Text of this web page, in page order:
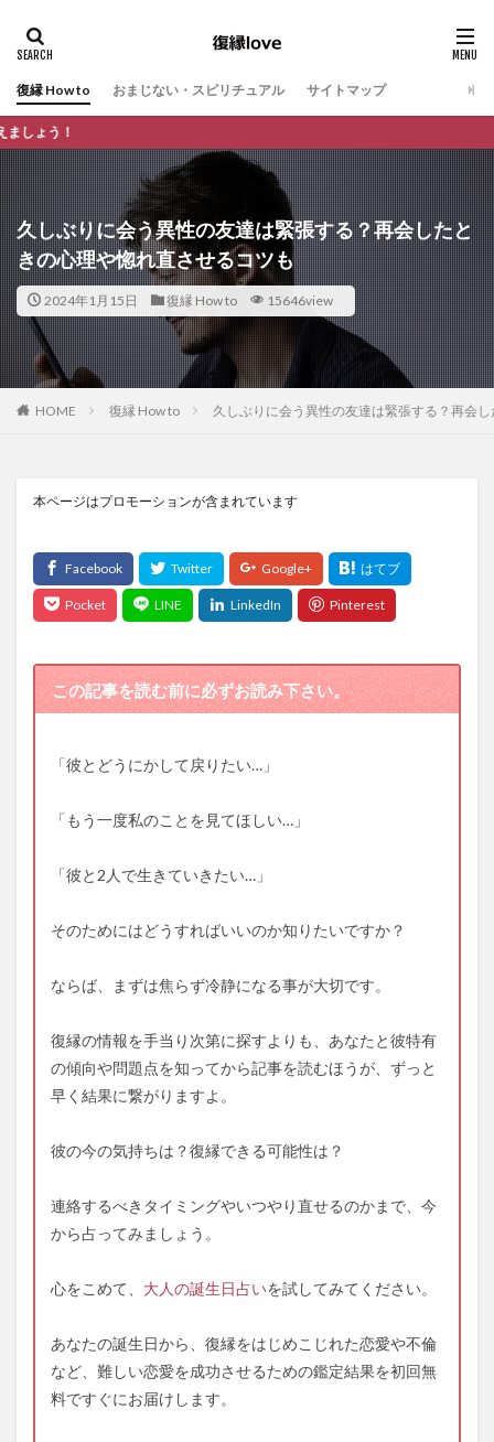
復縁 How to おまじない・スピリチュアル サイトマップ
久しぶりに会う異性の友達は緊張する？再会したと
きの心理や惚れ直させるコツも
2024年1月15日 復縁 How to 15646view
HOME 復縁 How to 久しぶりに会う異性の友達は緊張する？再会
本ページはプロモーションが含まれています
この記事を読む前に必ずお読み下さい。
「彼とどうにかして戻りたい…」
「もう一度私のことを見てほしい…」
「彼と2人で生きていきたい…」
そのためにはどうすればいいのか知りたいですか？
ならば、まずは焦らず冷静になる事が大切です。
復縁の情報を手当り次第に探すよりも、あなたと彼特有
の傾向や問題点を知ってから記事を読むほうが、ずっと
早く結果に繋がりますよ。
彼の今の気持ちは？復縁できる可能性は？
連絡するべきタイミングやいつやり直せるのかまで、今
から占ってみましょう。
心をこめて、 大人の誕生日占いを試してみてください。
あなたの誕生日から、復縁をはじめこじれた恋愛や不倫
など、難しい恋愛を成功させるための鑑定結果を初回無
料ですぐにお届けします。